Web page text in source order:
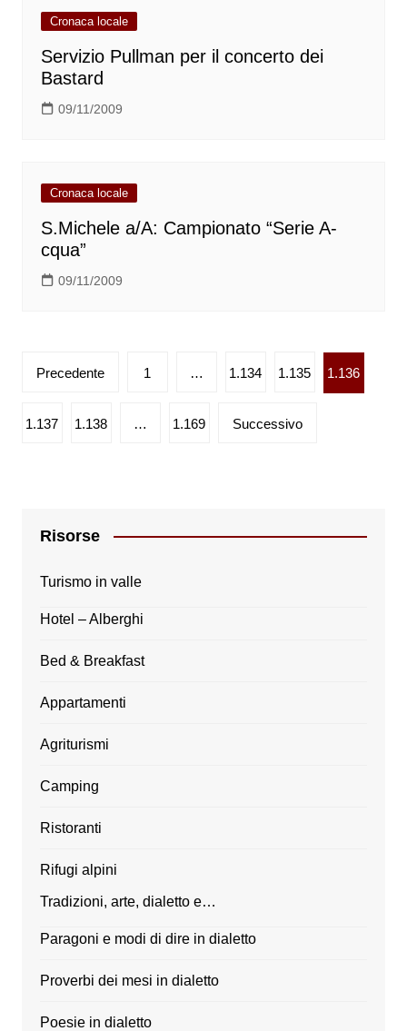
Cronaca locale
Servizio Pullman per il concerto dei
Bastard
09/11/2009
Cronaca locale
S.Michele a/A: Campionato “Serie A-
cqua”
09/11/2009
Paginazione
articoli
Precedente 1 … 1.134 1.135 1.136
1.137 1.138 … 1.169 Successivo
Risorse
Turismo in valle
Hotel – Alberghi
Bed & Breakfast
Appartamenti
Agriturismi
Camping
Ristoranti
Rifugi alpini
Tradizioni, arte, dialetto e…
Paragoni e modi di dire in dialetto
Proverbi dei mesi in dialetto
Poesie in dialetto